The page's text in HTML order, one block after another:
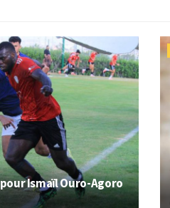
Ismaïl Ouro-Agoro